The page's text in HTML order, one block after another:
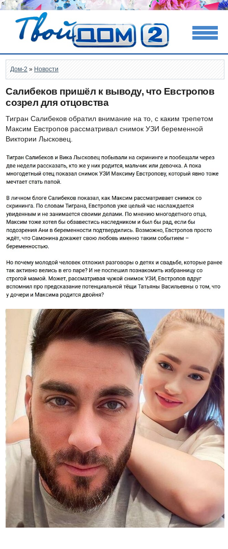
Дом-2 » Новости
Салибеков пришёл к выводу, что Евстропов
созрел для отцовства
Тигран Салибеков обратил внимание на то, с каким трепетом
Максим Евстропов рассматривал снимок УЗИ беременной
Виктории Лысковец.